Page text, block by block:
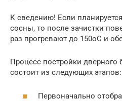
К сведению! Если
сосны, то после зачистки
раз прогревают до 150оС и
Процесс постройки дверного
состоит из следующих этапов:
Первоначально